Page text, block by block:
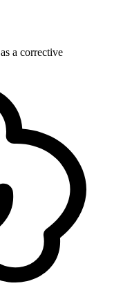
a corrective